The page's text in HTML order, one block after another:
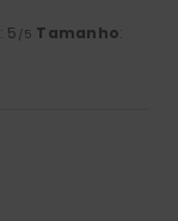
: 5 /5 Tamanho: